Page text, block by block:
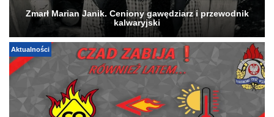
Zmarł Marian Janik. Ceniony gawędziarz i przewodnik
kalwaryjski
Aktualności